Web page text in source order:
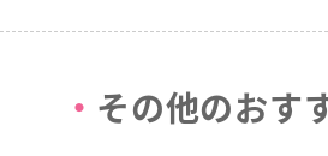
その他のおす